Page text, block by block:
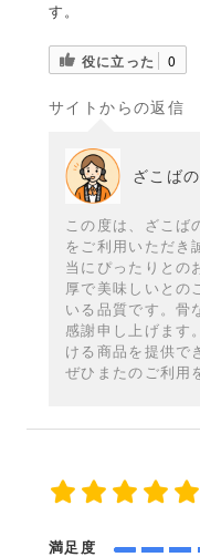
す。
役に立った 0
サイトからの返信
ざこば
この度は、ざこば
をご利用いただき
当にぴったりとの
厚で美味しいとの
いる品質です。骨
感謝申し上げます
ける商品を提供で
ぜひまたのご利用
満足度